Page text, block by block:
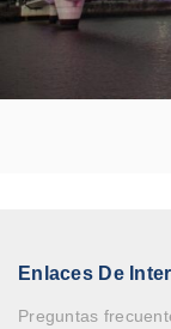
Enlaces De
Preguntas